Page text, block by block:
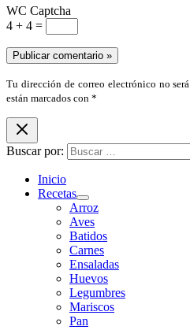
WC Captcha
4 + 4 =
Tu dirección de correo electrónico no
están marcados con *
Buscar por:
Inicio
Recetas
Arroz
Aves
Batidos
Carnes
Ensaladas
Huevos
Legumbres
Mariscos
Pan